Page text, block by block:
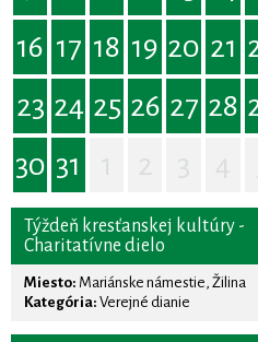
16 17 18 19 20 21
23 24 25 26 27 28
30 31
Týždeň kresťanskej kultúry -
Charitatívne dielo
Miesto: Mariánske námestie, Žilina
Kategória: Verejné dianie